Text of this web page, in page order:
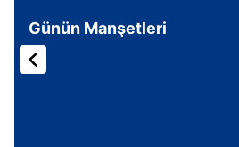
Günün Manşetleri